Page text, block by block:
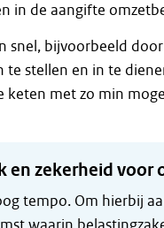
in de aangifte
snel, bijvoorbeeld
stellen en in te
keten met zo min
en zekerheid voor
tempo. Om hierbij